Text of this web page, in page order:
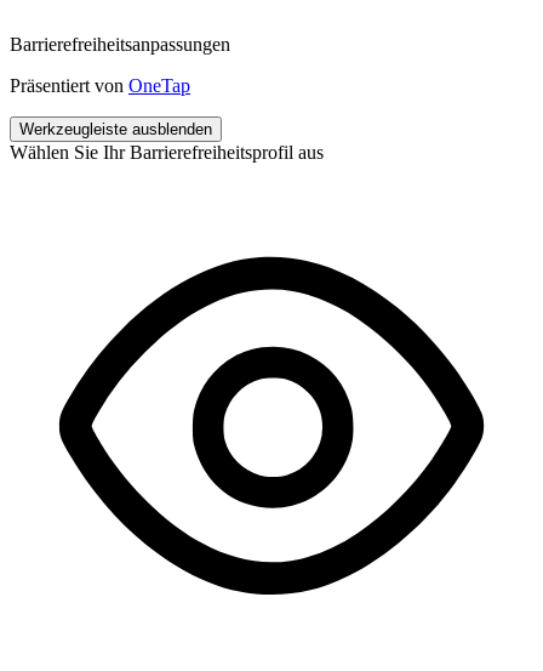
Barrierefreiheitsanpassungen
Präsentiert von OneTap
Werkzeugleiste ausblenden
Wählen Sie Ihr Barrierefreiheitsprofil aus